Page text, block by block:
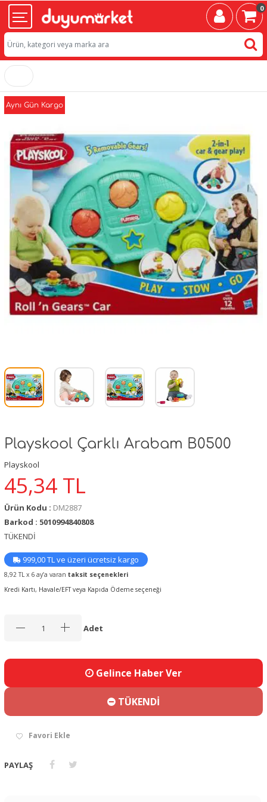
0
Aynı Gün Kargo
Playskool Çarklı Arabam B0500
Playskool
45,34 TL
Ürün Kodu : DM2887
Barkod : 5010994840808
TÜKENDİ
999,00 TL ve üzeri ücretsiz kargo
8,92 TL x 6 ay’a varan taksit seçenekleri
Kredi Kartı, Havale/EFT veya Kapıda Ödeme seçeneği
Adet
Gelince Haber Ver
TÜKENDİ
Favori Ekle
PAYLAŞ